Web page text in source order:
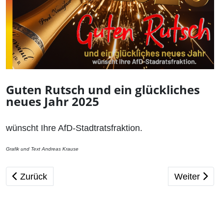
Guten Rutsch und ein glückliches
neues Jahr 2025
wünscht Ihre AfD-Stadtratsfraktion.
Grafik und Text Andreas Krause
Vorheriger Beitrag: Stadtrat Freiberg beschließt
Zurück Nächster
Weiter